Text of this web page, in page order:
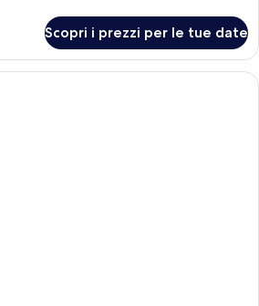
Scopri i prezzi per le tue date